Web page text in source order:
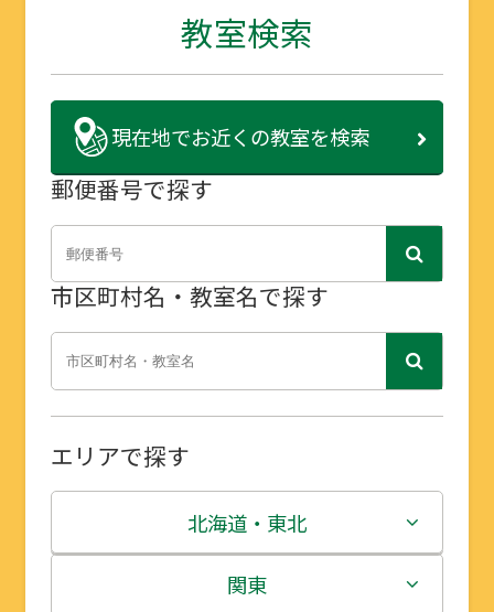
教室検索
現在地でお近くの教室を検索
郵便番号で探す
市区町村名・教室名で探す
エリアで探す
北海道・東北
北海道
関東